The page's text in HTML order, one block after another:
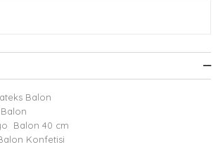
Balon
Balon 40 cm
Konfetisi